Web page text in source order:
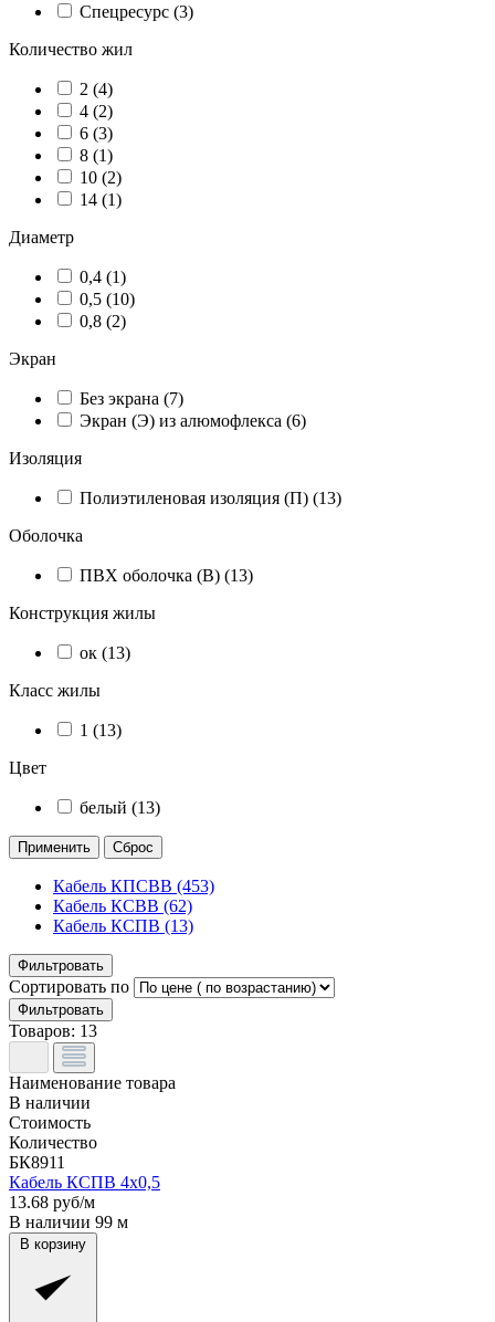
Спецресурс (3)
Количество жил
2 (4)
4 (2)
6 (3)
8 (1)
10 (2)
14 (1)
Диаметр
0,4 (1)
0,5 (10)
0,8 (2)
Экран
Без экрана (7)
Экран (Э) из алюмофлекса (6)
Изоляция
Полиэтиленовая изоляция (П) (13)
Оболочка
ПВХ оболочка (В) (13)
Конструкция жилы
ок (13)
Класс жилы
1 (13)
Цвет
белый (13)
Кабель КПСВВ (453)
Кабель КСВВ (62)
Кабель КСПВ (13)
Фильтровать
Сортировать по
Фильтровать
Товаров: 13
Наименование товара
В наличии
Стоимость
Количество
БК8911
Кабель КСПВ 4x0,5
13.68 руб/м
В наличии 99 м
В корзину